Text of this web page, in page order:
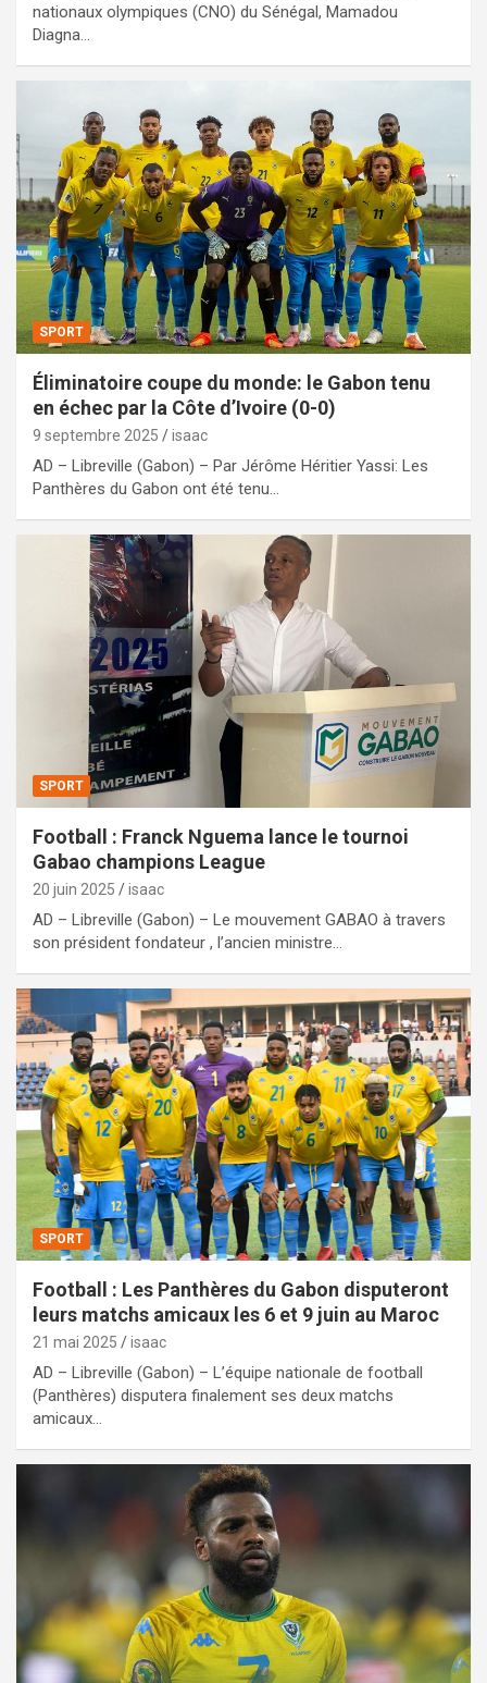
nationaux olympiques (CNO) du Sénégal, Mamadou
Diagna…
SPORT
Éliminatoire coupe du monde: le Gabon tenu
en échec par la Côte d’Ivoire (0-0)
9 septembre 2025 isaac
AD – Libreville (Gabon) – Par Jérôme Héritier Yassi: Les
Panthères du Gabon ont été tenu…
SPORT
Football : Franck Nguema lance le tournoi
Gabao champions League
20 juin 2025 isaac
AD – Libreville (Gabon) – Le mouvement GABAO à travers
son président fondateur , l’ancien ministre…
SPORT
Football : Les Panthères du Gabon disputeront
leurs matchs amicaux les 6 et 9 juin au Maroc
21 mai 2025 isaac
AD – Libreville (Gabon) – L’équipe nationale de football
(Panthères) disputera finalement ses deux matchs
amicaux…